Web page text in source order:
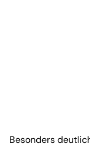
Besonders